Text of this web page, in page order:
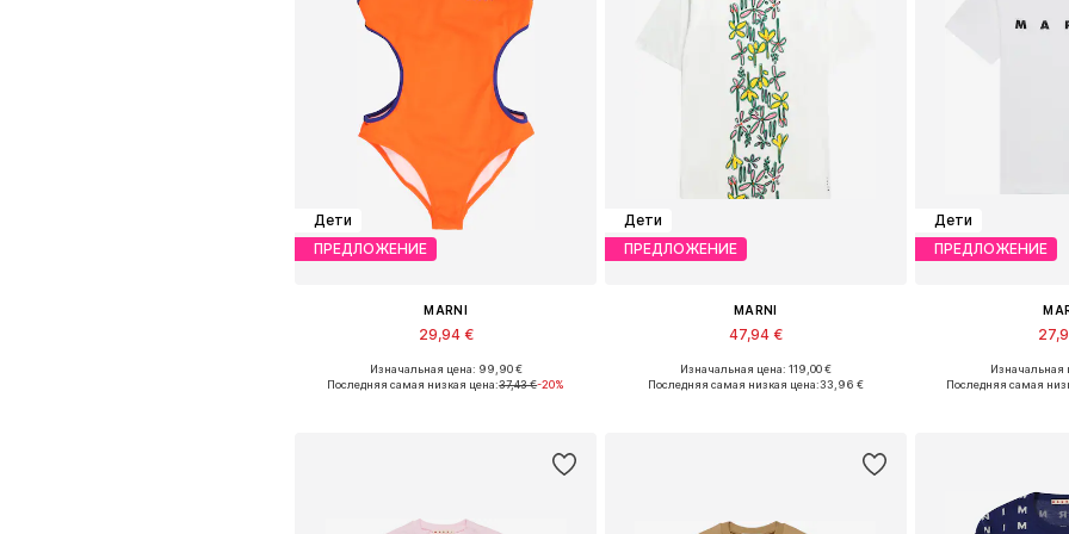
Дети
ПРЕДЛОЖЕНИЕ
MARNI
29,94 €
Доступные размеры: 164
Изначальная цена: 99,90 €
Последняя самая низкая цена:37,43 €-20%
Дети
ПРЕДЛОЖЕНИЕ
MARNI
47,94 €
Доступные размеры: 152
Изначальная цена: 119,00 €
Последняя самая низкая цена:33,96 €
Дети
ПРЕДЛОЖЕНИЕ
Доступные
Изначальная
Последняя самая